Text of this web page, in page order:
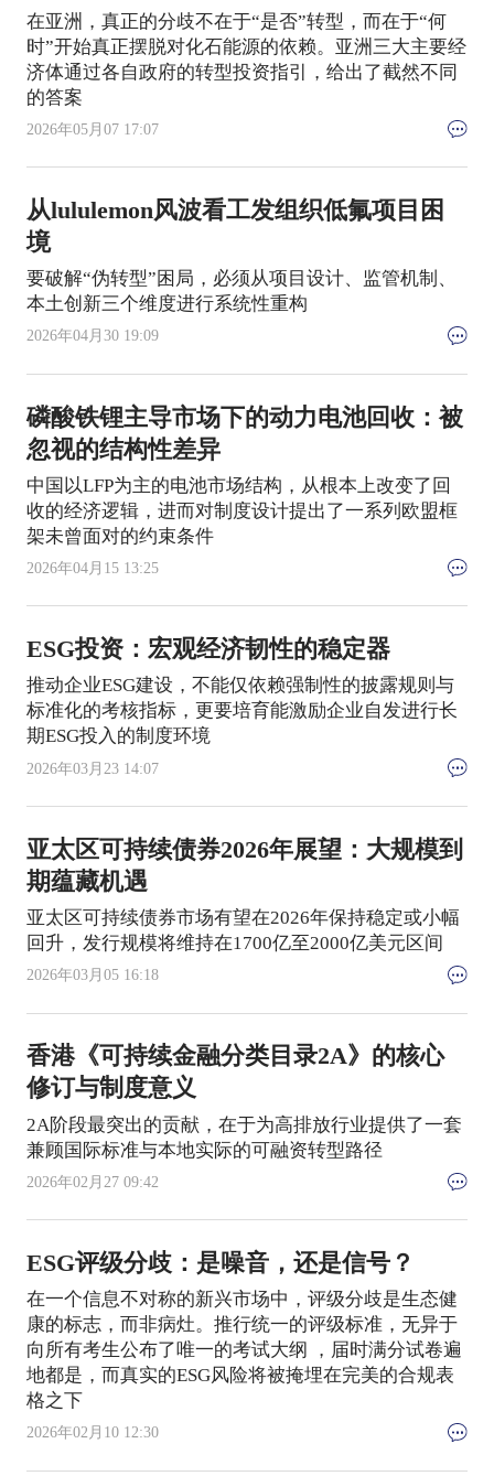
在亚洲，真正的分歧不在于“是否”转型，而在于“何
时”开始真正摆脱对化石能源的依赖。亚洲三大主要经
济体通过各自政府的转型投资指引，给出了截然不同
的答案
2026年05月07 17:07
从lululemon风波看工发组织低氟项目困
境
要破解“伪转型”困局，必须从项目设计、监管机制、
本土创新三个维度进行系统性重构
2026年04月30 19:09
磷酸铁锂主导市场下的动力电池回收：被
忽视的结构性差异
中国以LFP为主的电池市场结构，从根本上改变了回
收的经济逻辑，进而对制度设计提出了一系列欧盟框
架未曾面对的约束条件
2026年04月15 13:25
ESG投资：宏观经济韧性的稳定器
推动企业ESG建设，不能仅依赖强制性的披露规则与
标准化的考核指标，更要培育能激励企业自发进行长
期ESG投入的制度环境
2026年03月23 14:07
亚太区可持续债券2026年展望：大规模到
期蕴藏机遇
亚太区可持续债券市场有望在2026年保持稳定或小幅
回升，发行规模将维持在1700亿至2000亿美元区间
2026年03月05 16:18
香港《可持续金融分类目录2A》的核心
修订与制度意义
2A阶段最突出的贡献，在于为高排放行业提供了一套
兼顾国际标准与本地实际的可融资转型路径
2026年02月27 09:42
ESG评级分歧：是噪音，还是信号？
在一个信息不对称的新兴市场中，评级分歧是生态健
康的标志，而非病灶。推行统一的评级标准，无异于
向所有考生公布了唯一的考试大纲 ，届时满分试卷遍
地都是，而真实的ESG风险将被掩埋在完美的合规表
格之下
2026年02月10 12:30